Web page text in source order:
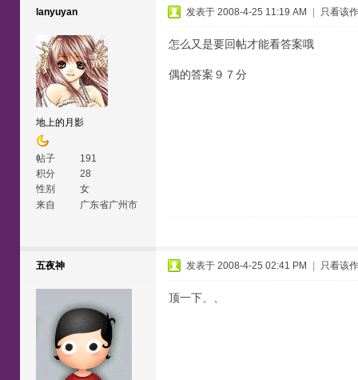
lanyuyan
地上的月影
帖子
191
积分
28
性别
女
来自
广东省广州市
发表于 2008-4-25 11:19 AM 只看该
怎么又是要回帖才能看答案哦
偶的答案９７分
五夜神 发表于 2008-4-25 02:41 PM 只看该
顶一下、、